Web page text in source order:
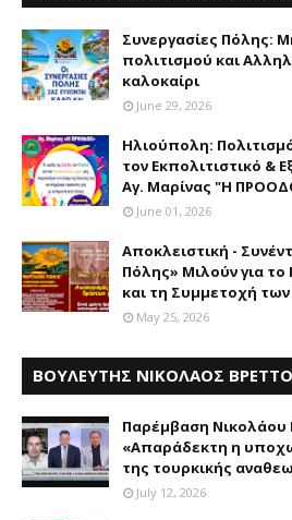
Συνεργασίες Πόλης:
πολιτισμού και
καλοκαίρι
June 29, 2026
Ηλιούπολη:
τον Εκπολιτιστικό &
Αγ. Μαρίνας "Η
June 01, 2026
Αποκλειστική -
Πόλης» Μιλούν για
και τη Συμμετοχή
May 25, 2026
ΒΟΥΛΕΥΤΗΣ ΝΙΚΟΛΑΟΣ
Παρέμβαση Nικολάου
«Aπαράδεκτη η
της τουρκικής
July 12, 2026